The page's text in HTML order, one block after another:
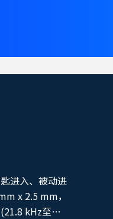
进入、被动进
x 2.5 mm，
kHz至